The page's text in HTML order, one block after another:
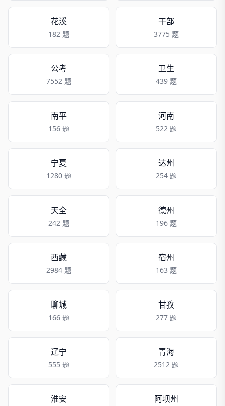
花溪
182 题
干部
3775 题
公考
7552 题
卫生
439 题
南平
156 题
河南
522 题
宁夏
1280 题
达州
254 题
天全
242 题
德州
196 题
西藏
2984 题
宿州
163 题
聊城
166 题
甘孜
277 题
辽宁
555 题
青海
2512 题
淮安 阿坝州